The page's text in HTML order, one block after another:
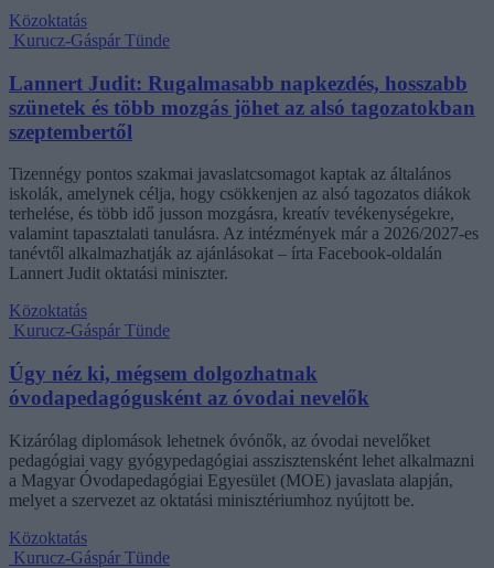
Közoktatás
Kurucz-Gáspár Tünde
Lannert Judit: Rugalmasabb napkezdés, hosszabb
szünetek és több mozgás jöhet az alsó tagozatokban
szeptembertől
Tizennégy pontos szakmai javaslatcsomagot kaptak az általános
iskolák, amelynek célja, hogy csökkenjen az alsó tagozatos diákok
terhelése, és több idő jusson mozgásra, kreatív tevékenységekre,
valamint tapasztalati tanulásra. Az intézmények már a 2026/2027-es
tanévtől alkalmazhatják az ajánlásokat – írta Facebook-oldalán
Lannert Judit oktatási miniszter.
Közoktatás
Kurucz-Gáspár Tünde
Úgy néz ki, mégsem dolgozhatnak
óvodapedagógusként az óvodai nevelők
Kizárólag diplomások lehetnek óvónők, az óvodai nevelőket
pedagógiai vagy gyógypedagógiai asszisztensként lehet alkalmazni
a Magyar Óvodapedagógiai Egyesület (MOE) javaslata alapján,
melyet a szervezet az oktatási minisztériumhoz nyújtott be.
Közoktatás
Kurucz-Gáspár Tünde